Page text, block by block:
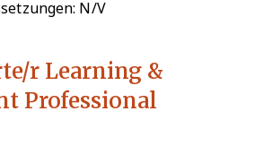
N/V
r Learning &
Professional